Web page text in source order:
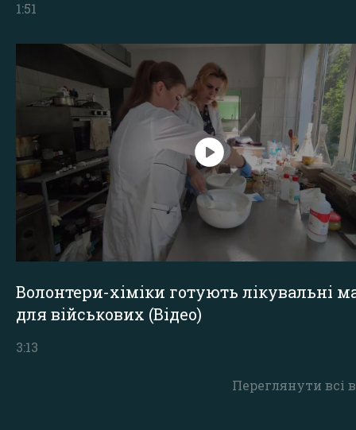
Переглянути всі
1:51
Волонтери-хіміки готують лікувальні
для військових (Відео)
3:13